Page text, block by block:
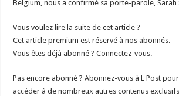
Belgium, nous a confirmé sa porte-parole, Sarah
Vous voulez lire la suite de cet article ?
Cet article premium est réservé à nos abonnés.
Vous êtes déjà abonné ? Connectez-vous.
Pas encore abonné ? Abonnez-vous à L Post
accéder à de nombreux autres contenus